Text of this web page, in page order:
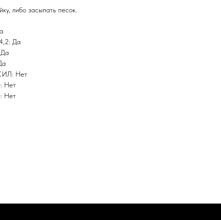
либо засыпать песок.
Да
Да
Нет
Нет
Нет